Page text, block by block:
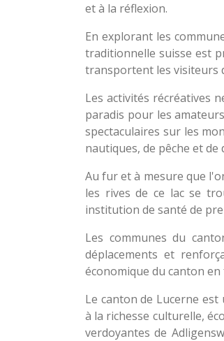
et à la réflexion.
En explorant les
traditionnelle suisse est
transportent les visiteurs
Les activités récréatives
paradis pour les
spectaculaires sur les
nautiques, de pêche et
Au fur et à mesure que
les rives de ce lac se
institution de santé de
Les communes du
déplacements et
économique du canton
Le canton de Lucerne
à la richesse culturelle,
verdoyantes de